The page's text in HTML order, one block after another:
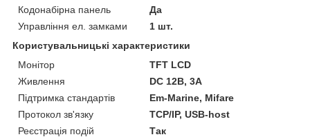
Кодонабірна панель
Да
Управління ел. замками
1 шт.
Користувальницькі характеристики
Монітор
TFT LCD
Живлення
DC 12B, 3A
Підтримка стандартів
Em-Marine, Mifare
Протокол зв'язку
ТСР/IP, USB-host
Реєстрація подій
Так